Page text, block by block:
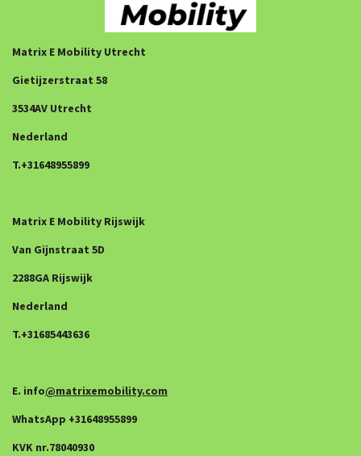
Matrix E Mobility Utrecht
Gietijzerstraat 58
3534AV Utrecht
Nederland
T.+31648955899
Matrix E Mobility Rijswijk
Van Gijnstraat 5D
2288GA Rijswijk
Nederland
T.+31685443636
E. info@matrixemobility.com
WhatsApp +31648955899
KVK nr.78040930